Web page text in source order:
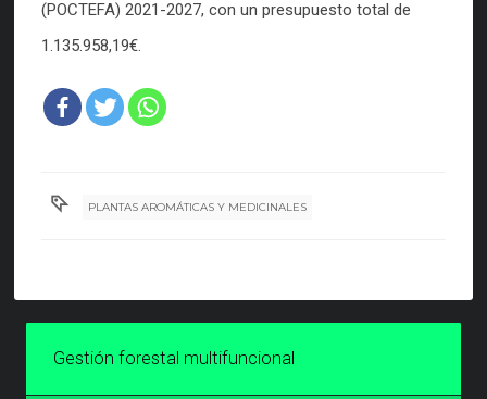
(POCTEFA) 2021-2027, con un presupuesto total de
1.135.958,19€.
PLANTAS AROMÁTICAS Y MEDICINALES
Gestión forestal multifuncional